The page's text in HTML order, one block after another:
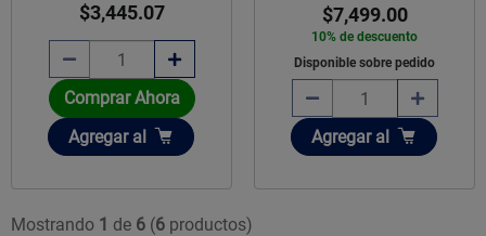
$3,445.07
Comprar Ahora
Añadir
Agregar al
$7,499.00
10% de descuento
Disponible sobre pedido
Añadir
Agregar al
Mostrando 1 de 6 (6 productos)